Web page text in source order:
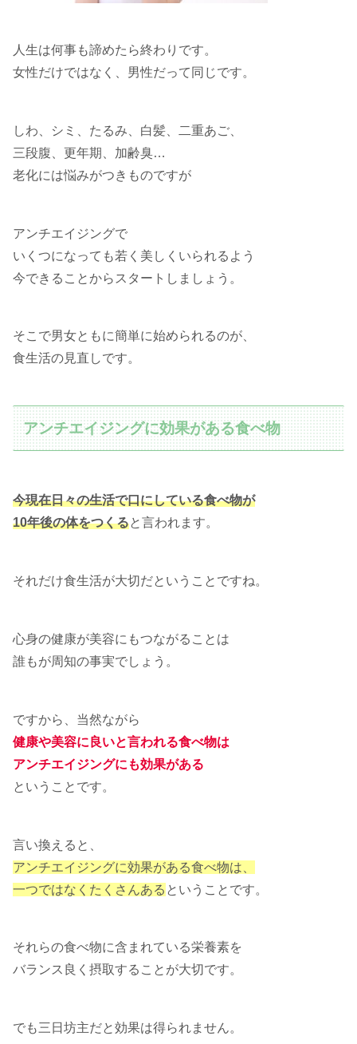
人生は何事も諦めたら終わりです。
女性だけではなく、男性だって同じです。
しわ、シミ、たるみ、白髪、二重あご、
三段腹、更年期、加齢臭…
老化には悩みがつきものですが
アンチエイジングで
いくつになっても若く美しくいられるよう
今できることからスタートしましょう。
そこで男女ともに簡単に始められるのが、
食生活の見直しです。
アンチエイジングに効果がある食べ物
今現在日々の生活で口にしている食べ物が
10年後の体をつくると言われます。
それだけ食生活が大切だということですね。
心身の健康が美容にもつながることは
誰もが周知の事実でしょう。
ですから、当然ながら
健康や美容に良いと言われる食べ物は
アンチエイジングにも効果がある
ということです。
言い換えると、
アンチエイジングに効果がある食べ物は、
一つではなくたくさんある ということです。
それらの食べ物に含まれている栄養素を
バランス良く摂取することが大切です。
でも三日坊主だと効果は得られません。